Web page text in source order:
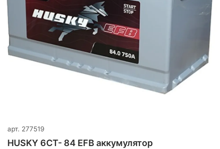
арт. 277519
HUSKY 6CT- 84 EFB аккумулятор